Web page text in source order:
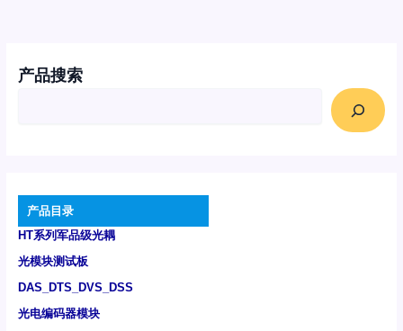
产品搜索
产品目录
HT系列军品级光耦
光模块测试板
DAS_DTS_DVS_DSS
光电编码器模块